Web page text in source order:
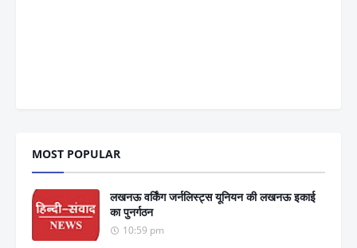
MOST POPULAR
लखनऊ वर्किंग जर्नलिस्ट्स यूनियन की लखनऊ इकाई
का पुनर्गठन
10:59 pm